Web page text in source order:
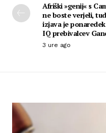
Afriški »genij« s
ne boste verjeli,
izjava je
IQ prebivalcev
3 ure ago